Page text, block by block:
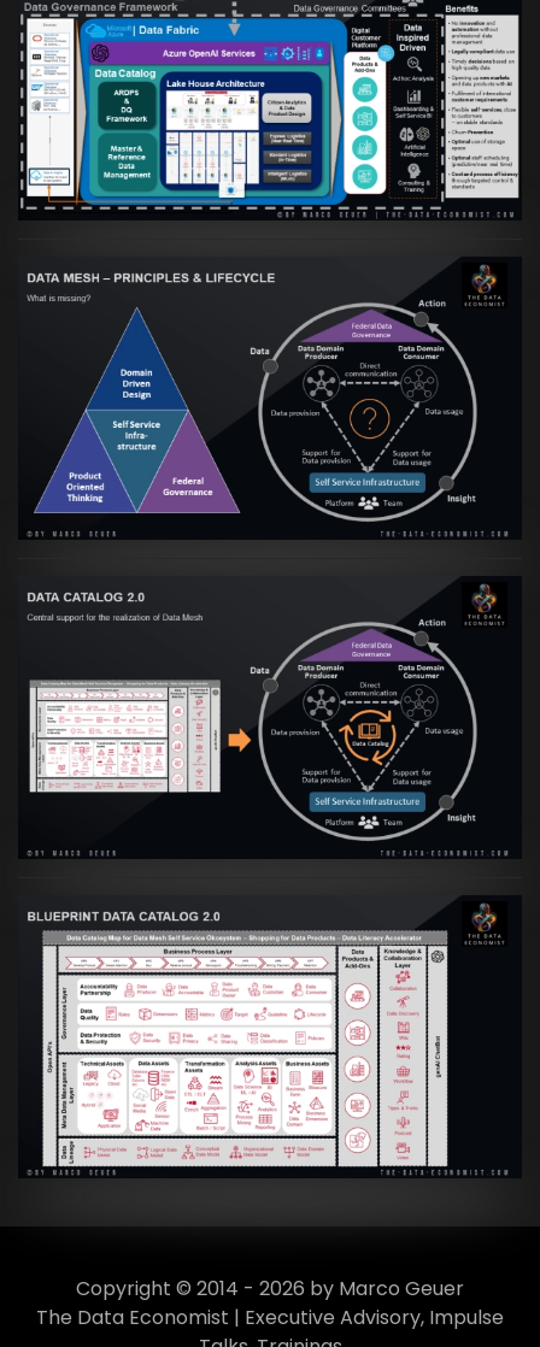
Artikel:Warum eine Data Governance
orientierte Data Fabric essenziell für
skalierbare qualitative Datenprodukte ist
VIEW
Artikel:Data Mesh Ökosysteme: Die
Transformation zur Data Inspired Human
Culture
VIEW
Artikel:Data Mesh Ökosysteme: Die
Transformation zur Data Inspired Human
Culture
VIEW
Artikel:Data Mesh Ökosysteme: Die
Transformation zur Data Inspired Human
Culture
VIEW
Copyright © 2014 - 2026 by Marco Geuer
The Data Economist | Executive Advisory, Impulse